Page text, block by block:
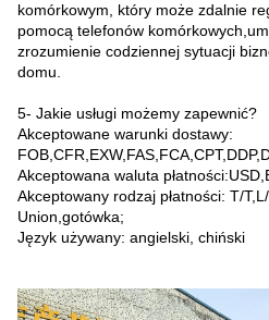
komórkowym, który może zdalnie
pomocą telefonów
zrozumienie codziennej sytuacji
domu.
5- Jakie usługi możemy zapewnić?
Akceptowane warunki dostawy:
Akceptowana waluta
Akceptowany rodzaj płatności: T/
Union,gotówka;
Język używany: angielski, chiński